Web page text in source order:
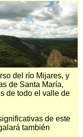
del río Mijares, y
de Santa María,
de todo el valle de
de este
también